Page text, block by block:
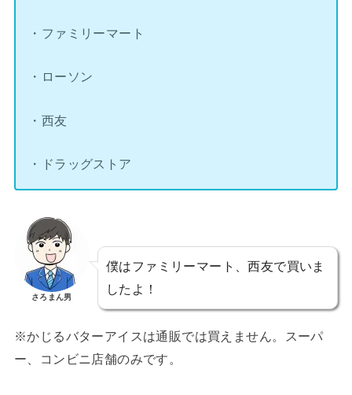
・ファミリーマート
・ローソン
・西友
・ドラッグストア
さろまん男
僕はファミリーマート、西友で買いま
したよ！
※かじるバターアイスは通販では買えません。スーパ
ー、コンビニ店舗のみです。